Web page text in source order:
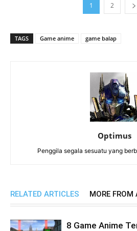
1 2
TAGS Game anime game balap
Optimus
Penggila segala sesuatu yang
RELATED ARTICLES MORE FROM
8 Game Anime